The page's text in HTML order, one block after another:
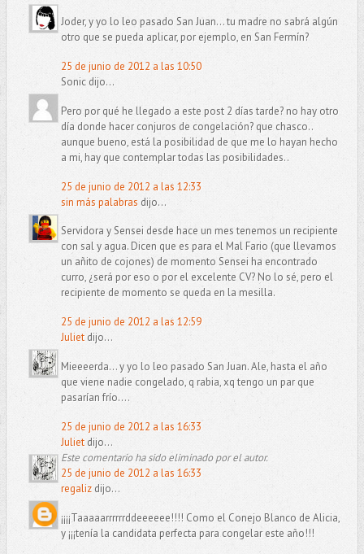
Joder, y yo lo leo pasado San Juan... tu madre no sabrá algún
otro que se pueda aplicar, por ejemplo, en San Fermín?
25 de junio de 2012 a las 10:50
Sonic dijo...
Pero por qué he llegado a este post 2 días tarde? no hay otro
día donde hacer conjuros de congelación? que chasco..
aunque bueno, está la posibilidad de que me lo hayan hecho
a mi, hay que contemplar todas las posibilidades..
25 de junio de 2012 a las 12:33
sin más palabras dijo...
Servidora y Sensei desde hace un mes tenemos un recipiente
con sal y agua. Dicen que es para el Mal Fario (que llevamos
un añito de cojones) de momento Sensei ha encontrado
curro, ¿será por eso o por el excelente CV? No lo sé, pero el
recipiente de momento se queda en la mesilla.
25 de junio de 2012 a las 12:59
Julietdijo...
Mieeeerda... y yo lo leo pasado San Juan. Ale, hasta el año
que viene nadie congelado, q rabia, xq tengo un par que
pasarían frío....
25 de junio de 2012 a las 16:33
Julietdijo...
Este comentario ha sido eliminado por el autor.
25 de junio de 2012 a las 16:33
regalizdijo...
¡¡¡¡Taaaaarrrrrrddeeeeee!!!! Como el Conejo Blanco de Alicia,
y ¡¡¡tenía la candidata perfecta para congelar este año!!!